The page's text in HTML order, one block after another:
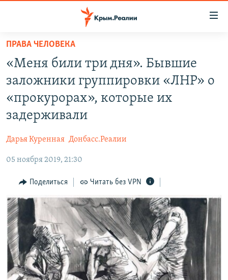
Вернуться
основному
содержанию
главной
ВернутсяИНТЕРАКТИВ
ИНФОГРАФИКА
ТЕЛЕПРОЕКТ КРЫМ.РЕАЛИИ
СОВЕТЫ ПРАВОЗАЩИТНИКОВ
ПРОПАВШИЕ БЕЗ ВЕСТИ
ПОБЕДИТЕЛЕЙ НЕ СУДЯТ?
КРЫМ.НЕПОКОРЕННЫЙ
ELIFBE
РАДІО СВОБОДА
КАК ОБОЙТИ БЛОКИРОВКУ
Qırımtatar
ПРИСОЕДИНЯЙТЕСЬ!
ПРАВА ЧЕЛОВЕКА
«Меня били три дня». Бывшие
заложники группировки «ЛНР» о
«прокурорах», которые их
задерживали
Дарья Куренная Донбасс.Реалии
05 ноября 2019, 21:30
Поделиться Читать без VPN